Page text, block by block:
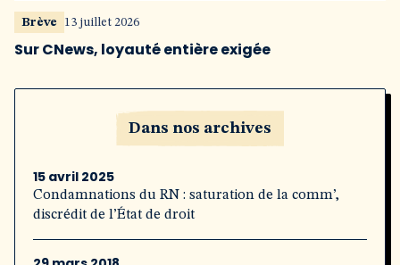
Brève 13 juillet 2026
Sur CNews, loyauté entière exigée
Dans nos archives
15 avril 2025
Condamnations du RN : saturation de la comm’,
discrédit de l’État de droit